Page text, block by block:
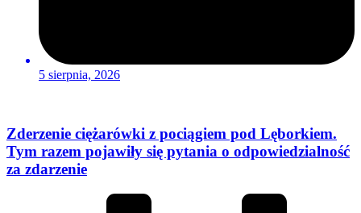
5 sierpnia, 2026
Zderzenie ciężarówki z pociągiem pod Lęborkiem.
Tym razem pojawiły się pytania o odpowiedzialność
za zdarzenie